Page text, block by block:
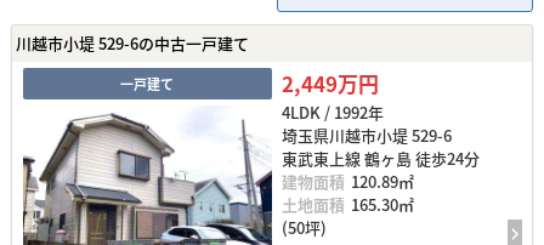
川越市小堤 529-6の中古一戸建て
一戸建て 2,449万円
4LDK / 1992年
埼玉県川越市小堤 529-6
東武東上線 鶴ヶ島 徒歩24分
建物面積 120.89㎡
土地面積 165.30㎡
(50坪)